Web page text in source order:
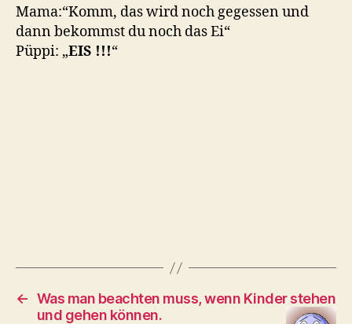
Mama:“Komm, das wird noch gegessen und
dann bekommst du noch das Ei“
Püppi: „EIS !!!“
← Was man beachten muss, wenn Kinder stehen
und gehen können.